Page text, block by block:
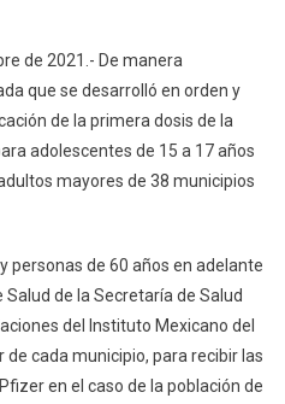
de 2021.- De manera
que se desarrolló en orden y
de la primera dosis de la
adolescentes de 15 a 17 años
mayores de 38 municipios
personas de 60 años en adelante
de la Secretaría de Salud
del Instituto Mexicano del
cada municipio, para recibir las
en el caso de la población de